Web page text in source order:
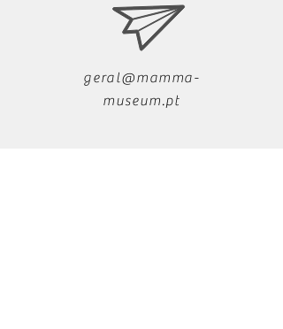
geral@mamma-
museum.pt